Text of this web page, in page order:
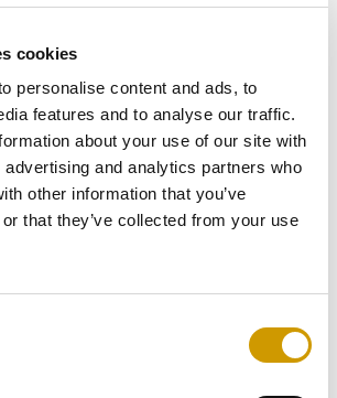
cookies
personalise content and ads, to
features and to analyse our traffic.
about your use of our site with
and analytics partners who
other information that you’ve
that they’ve collected from your use